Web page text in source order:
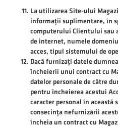
La utilizarea Site-ului
informații suplimentare, în
computerului Clientului sau
de internet, numele
acces, tipul sistemului de
Dacă furnizați datele
încheierii unui contract cu
datelor personale de către
pentru încheierea acestui
caracter personal în
consecința nefurnizării
încheia un contract cu